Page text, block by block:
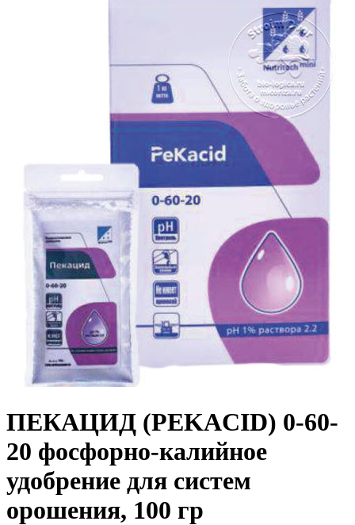
ПЕКАЦИД (PEKACID) 0-60-
20 фосфорно-калийное
удобрение для систем
орошения, 100 гр